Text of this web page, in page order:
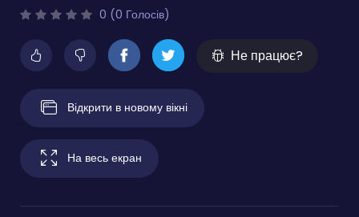
0 (0 Голосів)
Не працює?
Відкрити в новому вікні
На весь екран